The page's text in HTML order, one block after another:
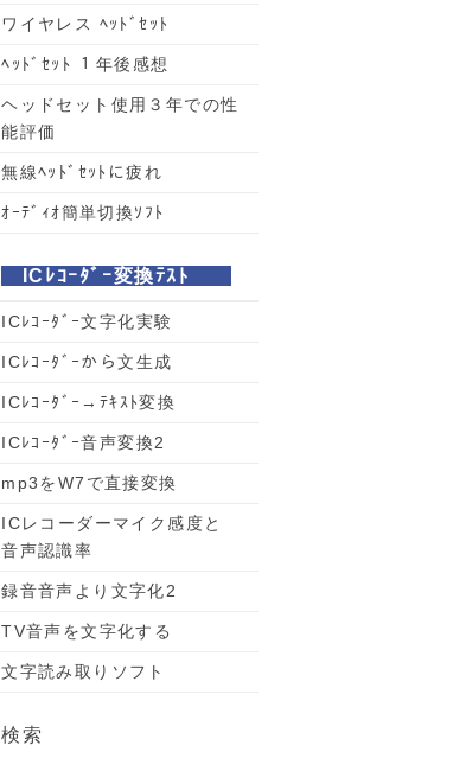
ワイヤレス ﾍｯﾄﾞｾｯﾄ
ﾍｯﾄﾞｾｯﾄ １年後感想
ヘッドセット使用３年での性
能評価
無線ﾍｯﾄﾞｾｯﾄに疲れ
ｵｰﾃﾞｨｵ簡単切換ｿﾌﾄ
ICﾚｺｰﾀﾞｰ変換ﾃｽﾄ
ICﾚｺｰﾀﾞｰ文字化実験
ICﾚｺｰﾀﾞｰから文生成
ICﾚｺｰﾀﾞｰ→ﾃｷｽﾄ変換
ICﾚｺｰﾀﾞｰ音声変換2
mp3をW7で直接変換
ICレコーダーマイク感度と
音声認識率
録音音声より文字化2
TV音声を文字化する
文字読み取りソフト
検索